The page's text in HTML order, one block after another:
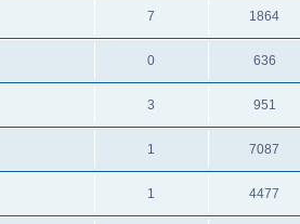
7 1864
0 636
3 951
1 7087
1 4477